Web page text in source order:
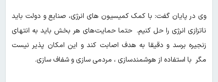
وی در پایان گفت: با کمک کمیسیون های انرژی، صنایع و دولت باید
ناتزازی انرژی را حل کنیم. حتما حمایت‌های هر بخش باید به انتهای
زنجیره برسد و دقیقا به هدف اصابت کند و این امکان پذیر نیست
مگر با استفاده از هوشمندسازی ، مردمی سازی و شفاف سازی.